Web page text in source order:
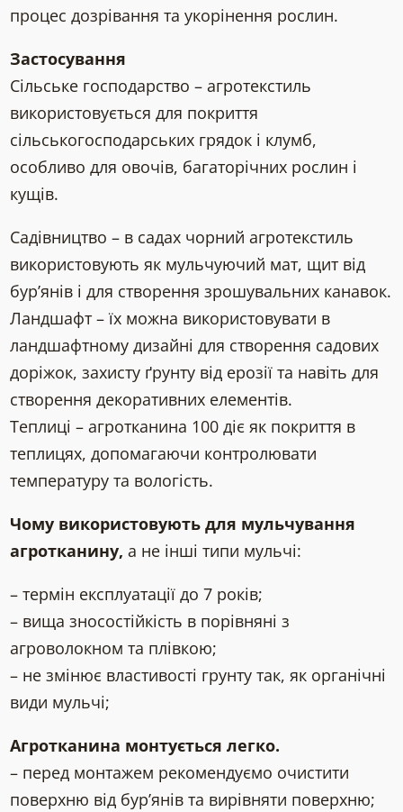
процес дозрівання та укорінення рослин.
Застосування
Сільське господарство – агротекстиль
використовується для покриття
сільськогосподарських грядок і клумб,
особливо для овочів, багаторічних рослин і
кущів.
Садівництво – в садах чорний агротекстиль
використовують як мульчуючий мат, щит від
бур’янів і для створення зрошувальних канавок.
Ландшафт – їх можна використовувати в
ландшафтному дизайні для створення садових
доріжок, захисту ґрунту від ерозії та навіть для
створення декоративних елементів.
Теплиці – агротканина 100 діє як покриття в
теплицях, допомагаючи контролювати
температуру та вологість.
Чому використовують для мульчування
агротканину,а не інші типи мульчі:
– термін експлуатації до 7 років;
– вища зносостійкість в порівняні з
агроволокном та плівкою;
– не змінює властивості грунту так, як органічні
види мульчі;
Агротканина монтується легко.
– перед монтажем рекомендуємо очистити
поверхню від бур’янів та вирівняти поверхню;